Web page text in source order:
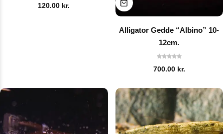
120.00 kr.
Alligator Gedde “Albino” 10-
12cm.
700.00 kr.